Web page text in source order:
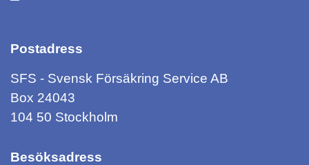
Postadress
SFS - Svensk Försäkring Service AB
Box 24043
104 50 Stockholm
Besöksadress